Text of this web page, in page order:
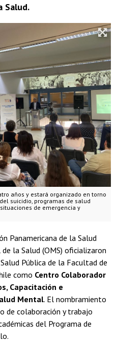
Salud.
años y estará organizado en torno
suicidio, programas de salud
de emergencia y
Panamericana de la Salud
la Salud (OMS) oficializaron
Pública de la Facultad de
como Centro Colaborador
Capacitación e
Mental. El nombramiento
de colaboración y trabajo
del Programa de